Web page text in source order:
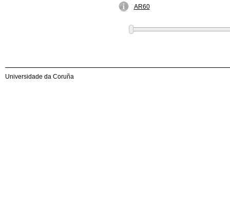
AR60
Universidade da Coruña